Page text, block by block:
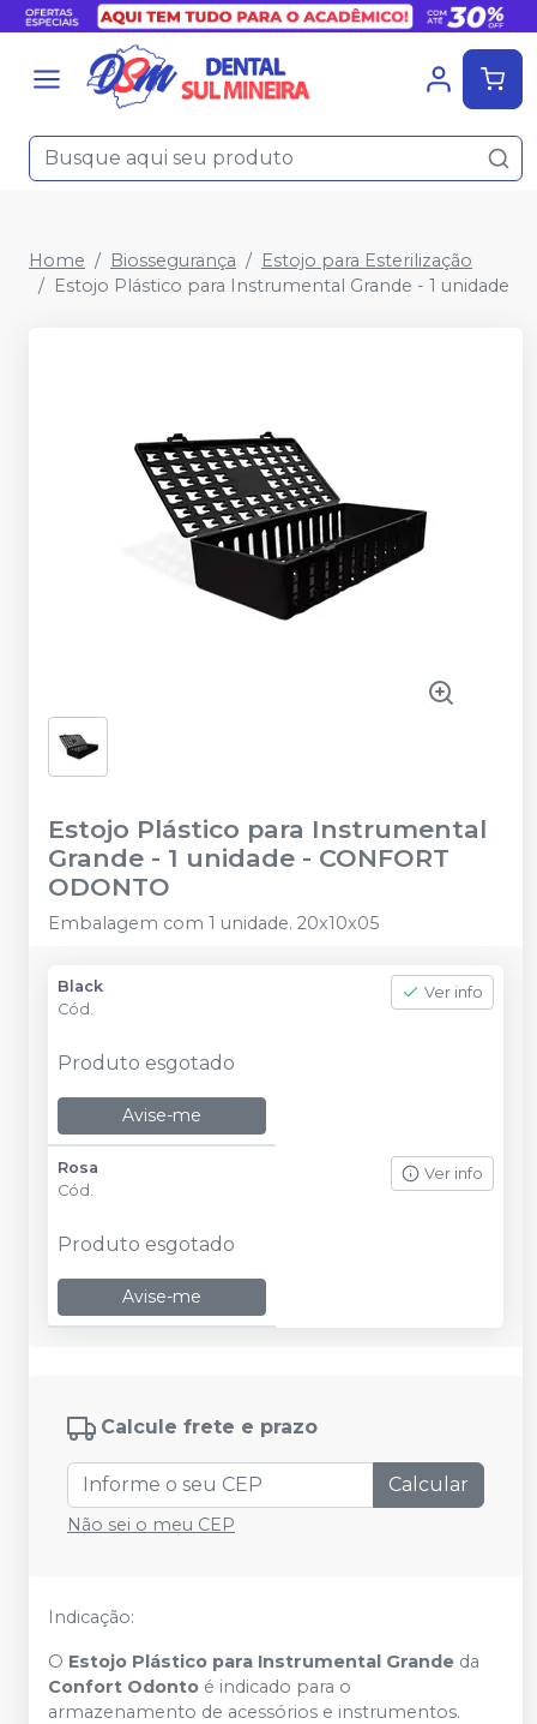
Home Biossegurança
Estojo para Esterilização
Estojo Plástico para Instrumental Grande - 1 unidade
Estojo Plástico para Instrumental
Grande - 1 unidade - CONFORT
ODONTO
Embalagem com 1 unidade. 20x10x05
Black
Cód.
Ver info
Produto esgotado
Avise-me
Rosa
Cód.
Ver info
Produto esgotado
Avise-me
Calcule frete e prazo
Calcular
Não sei o meu CEP
Indicação:
O Estojo Plástico para Instrumental Grande da
Confort Odonto é indicado para o
armazenamento de acessórios e instrumentos.